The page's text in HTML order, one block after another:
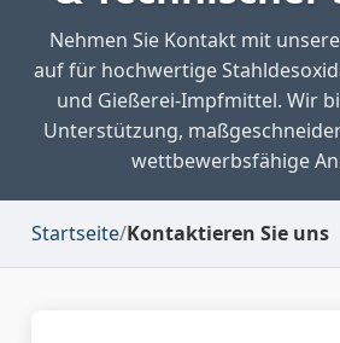
Nehmen Sie Kontakt mit
auf für hochwertige
und Gießerei-Impfmittel. Wir
Unterstützung,
wettbewerbsfähige
Startseite/Kontaktieren Sie uns